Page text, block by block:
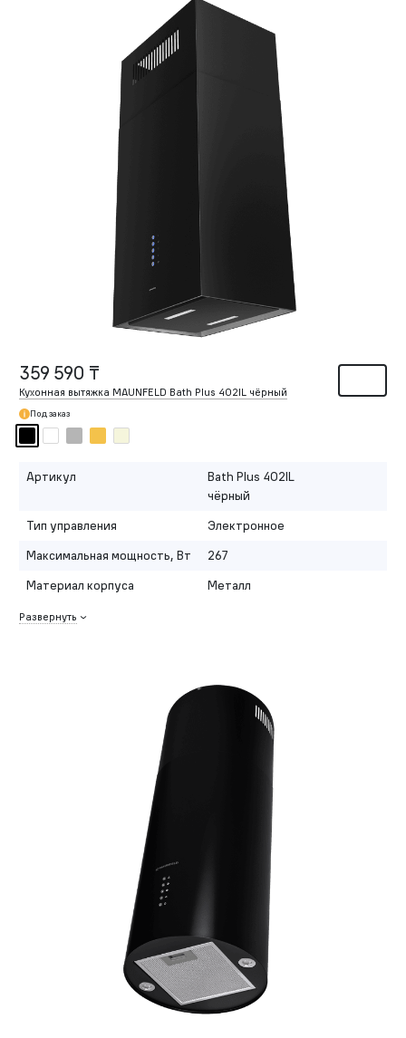
359 590 ₸
Кухонная вытяжка MAUNFELD Bath Plus 402IL чёрный
Под заказ
Артикул
Bath Plus 402IL
чёрный
Тип управления
Электронное
Максимальная мощность, Вт
267
Материал корпуса
Металл
Развернуть